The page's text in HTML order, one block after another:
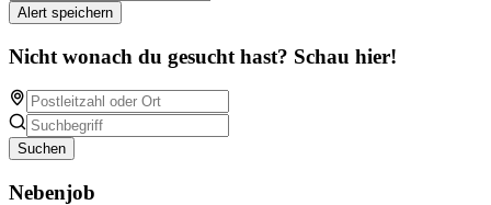
Alert speichern
Nicht wonach du gesucht hast? Schau hier!
Suchen
Nebenjob